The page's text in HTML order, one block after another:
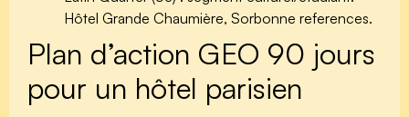
Hôtel Grande Chaumière, Sorbonne references.
Plan d’action GEO 90 jours
pour un hôtel parisien